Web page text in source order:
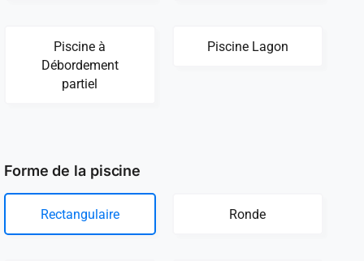
Piscine à
Débordement
partiel
Piscine Lagon
Forme de la piscine
Rectangulaire Ronde